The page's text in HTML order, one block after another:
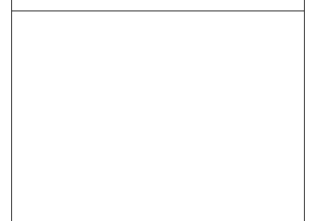
Київщини врятували